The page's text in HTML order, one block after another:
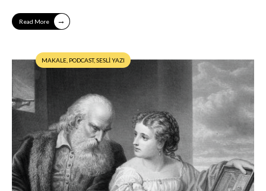
Read More →
MAKALE, PODCAST,SESLİ YAZI